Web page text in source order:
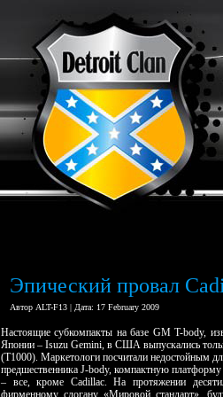
Эпический провал
Автор ALT-F13 | Дата: 17 February 2009
Настоящие субкомпакты на базе GM T-body,
Японии – Isuzu Gemini, в США выпускались
(T1000). Маркетологи посчитали недостойным
предшественника J-body, компактную
– все, кроме Cadillac. На протяжении
фирменному слогану «Мировой стандарт»,